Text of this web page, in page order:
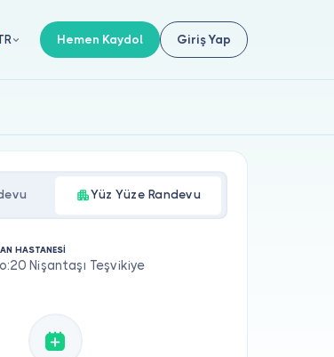
Hemen Kaydol Giriş Yap
Yüz Yüze Randevu
HASTANESİ
Nişantaşı Teşvikiye